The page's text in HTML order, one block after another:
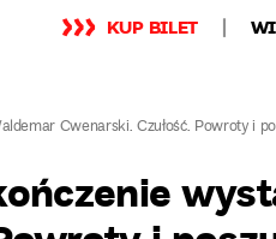
KUP BILET
Cwenarski. Czułość. Powroty i